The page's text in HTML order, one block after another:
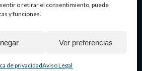
o retirar el consentimiento, puede
y funciones.
Ver preferencias
de privacidadAviso Legal